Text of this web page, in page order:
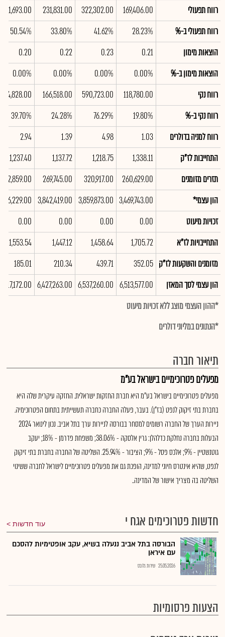
רווח תפעולי
169,406.00
322,302.00
231,831.00
451,693.00
רווח תפעולי ב-%
28.23%
41.62%
33.80%
50.54%
הוצאות מימון
0.21
0.23
0.22
0.20
הוצאות מימון ב-%
0.00%
0.00%
0.00%
0.00%
רווח נקי
118,780.00
590,723.00
166,518.00
354,828.00
רווח נקי ב-%
19.80%
76.29%
24.28%
39.70%
רווח למניה בדולרים
1.03
4.98
1.39
2.94
התחייבות לז"ק
1,338.11
1,218.75
1,137.72
1,237.40
תזרים מזומנים
260,629.00
320,917.00
269,745.00
102,859.00
הון עצמי*
3,469,743.00
3,859,873.00
3,842,419.00
זכויות מיעוט
0.00
0.00
0.00
0.00
התחייבויות לז"א
1,705.72
1,458.64
1,447.12
1,553.54
מזומנים והשקעות לז"ק 352.05
439.71
210.34
185.01
הון עצמי לסך המאזן
6,513,577.00
6,537,260.00
6,427,263.00
*ההון העצמי מוצג ללא זכויות מיעוט
*הנתונים במליוני דולרים
תיאור חברה
מפעלים פטרוכימיים בישראל בע"מ
מפעלים פטרוכימיים בישראל בע"מ היא חברת החזקות ישראלית. החזקה עיקרית שלה היא
בחברת בתי זיקוק לנפט (בז"ן). בעבר, פעלה החברה כחברה תעשייתית בתחום הפטרוכימיה.
ניירות הערך של החברה רשומים למסחר בבורסה לניירות ערך בתל אביב. נכון לינואר 2024
הבעלות בחברה נחלקת כדלהלן: גרין אלסקה - 38.06%; משפחת פדרמן - 18%; יעקב
גוטנשטיין - 9%; אלכס פסל - 9%; הציבור - 25.94%. השליטה של החברה בחברת בתי זיקוק
לנפט, שהיא אינטרס חיוני למדינה, הופכת גם את מפעלים פטרוכימיים לישראל לחברה ששינוי
השליטה בה מצריך אישור של המדינה..
חדשות פטרוכימים אגח י עוד חדשות
הבורסה בתל אביב ננעלה בשיא, עקב אופטימיות להסכם
עם איראן
25.05.2026 שירות גלובס
הצעות פרסומיות